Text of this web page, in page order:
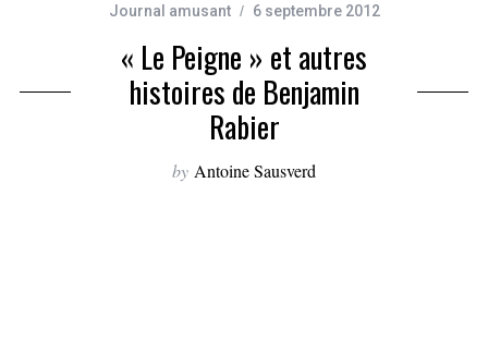
Journal amusant
6 septembre 2012
« Le Peigne » et autres
histoires de Benjamin
Rabier
by Antoine Sausverd